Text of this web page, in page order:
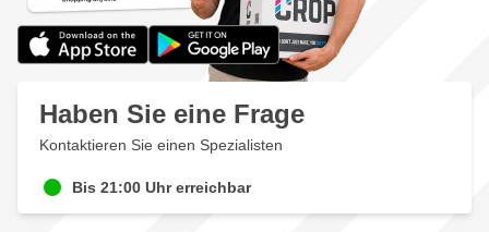
Haben Sie eine Frage
Kontaktieren Sie einen Spezialisten
Bis 21:00 Uhr erreichbar